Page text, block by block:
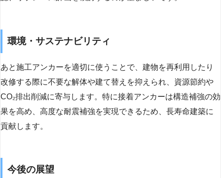
環境・サステナビリティ
あと施工アンカーを適切に使うことで、建物を再利用したり
改修する際に不要な解体や建て替えを抑えられ、資源節約や
CO₂排出削減に寄与します。特に接着アンカーは構造補強の効
果を高め、高度な耐震補強を実現できるため、長寿命建築に
貢献します。
今後の展望